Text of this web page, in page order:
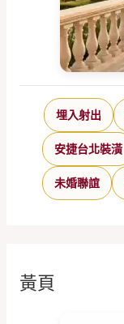
埋入射出
安捷台北裝潢
未婚聯誼
黃頁